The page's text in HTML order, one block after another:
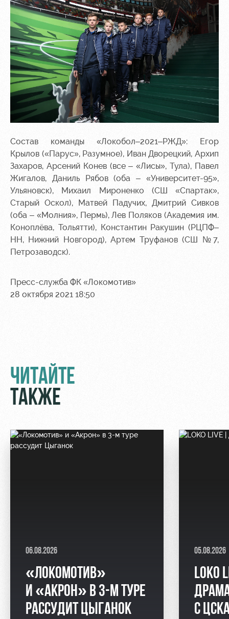
Состав команды «Локобол–2021–РЖД»: Егор
Крылов («Парус», Разумное), Иван Дворецкий, Архип
Захаров, Арсений Конев (все – «Лисы», Тула), Павел
Жигалов, Даниль Рябов (оба – «Университет-95»,
Ульяновск), Михаил Мироненко (СШ «Спартак»,
Старый Оскол), Матвей Падучих, Дмитрий Сивков
(оба – «Молния», Пермь), Лев Поляков (Академия им.
Коноплёва, Тольятти), Константин Ракушин (РЦПФ–
НН, Нижний Новгород), Артем Труфанов (СШ №7,
Петрозаводск).
Пресс-служба ФК «Локомотив»
28 октября 2021 18:50
ЧИТАЙТЕ
ТАКЖЕ
06.08.2026
«ЛОКОМОТИВ»
И «АКРОН» В 3-М ТУРЕ
РАССУДИТ ЦЫГАНОК
05.08.2026
LOKO
С